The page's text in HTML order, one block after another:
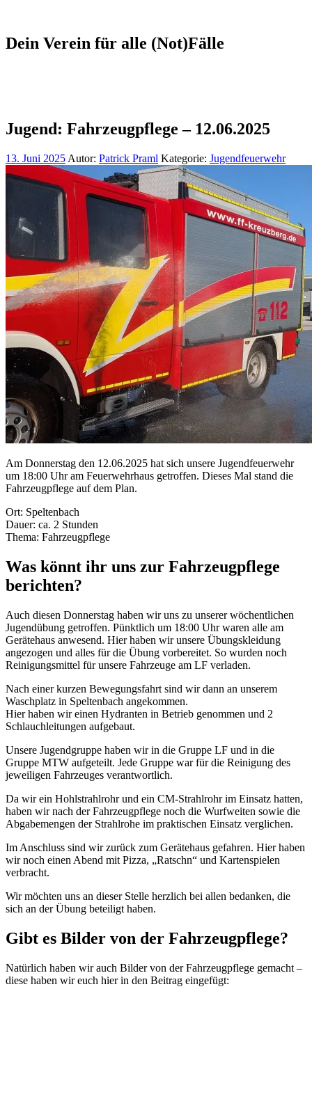
Dein Verein für alle (Not)Fälle
Jugend: Fahrzeugpflege – 12.06.2025
13. Juni 2025 Autor: Patrick Praml Kategorie: Jugendfeuerwehr
Am Donnerstag den 12.06.2025 hat sich unsere Jugendfeuerwehr
um 18:00 Uhr am Feuerwehrhaus getroffen. Dieses Mal stand die
Fahrzeugpflege auf dem Plan.
Ort: Speltenbach
Dauer: ca. 2 Stunden
Thema: Fahrzeugpflege
Was könnt ihr uns zur Fahrzeugpflege
berichten?
Auch diesen Donnerstag haben wir uns zu unserer wöchentlichen
Jugendübung getroffen. Pünktlich um 18:00 Uhr waren alle am
Gerätehaus anwesend. Hier haben wir unsere Übungskleidung
angezogen und alles für die Übung vorbereitet. So wurden noch
Reinigungsmittel für unsere Fahrzeuge am LF verladen.
Nach einer kurzen Bewegungsfahrt sind wir dann an unserem
Waschplatz in Speltenbach angekommen.
Hier haben wir einen Hydranten in Betrieb genommen und 2
Schlauchleitungen aufgebaut.
Unsere Jugendgruppe haben wir in die Gruppe LF und in die
Gruppe MTW aufgeteilt. Jede Gruppe war für die Reinigung des
jeweiligen Fahrzeuges verantwortlich.
Da wir ein Hohlstrahlrohr und ein CM-Strahlrohr im Einsatz hatten,
haben wir nach der Fahrzeugpflege noch die Wurfweiten sowie die
Abgabemengen der Strahlrohe im praktischen Einsatz verglichen.
Im Anschluss sind wir zurück zum Gerätehaus gefahren. Hier haben
wir noch einen Abend mit Pizza, „Ratschn“ und Kartenspielen
verbracht.
Wir möchten uns an dieser Stelle herzlich bei allen bedanken, die
sich an der Übung beteiligt haben.
Gibt es Bilder von der Fahrzeugpflege?
Natürlich haben wir auch Bilder von der Fahrzeugpflege gemacht –
diese haben wir euch hier in den Beitrag eingefügt: